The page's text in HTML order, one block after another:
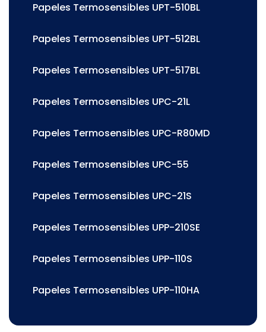
Papeles Termosensibles UPT-510BL
Papeles Termosensibles UPT-512BL
Papeles Termosensibles UPT-517BL
Papeles Termosensibles UPC-21L
Papeles Termosensibles UPC-R80MD
Papeles Termosensibles UPC-55
Papeles Termosensibles UPC-21S
Papeles Termosensibles UPP-210SE
Papeles Termosensibles UPP-110S
Papeles Termosensibles UPP-110HA